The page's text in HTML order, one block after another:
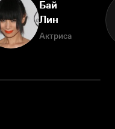
Бай
Лин
Актриса